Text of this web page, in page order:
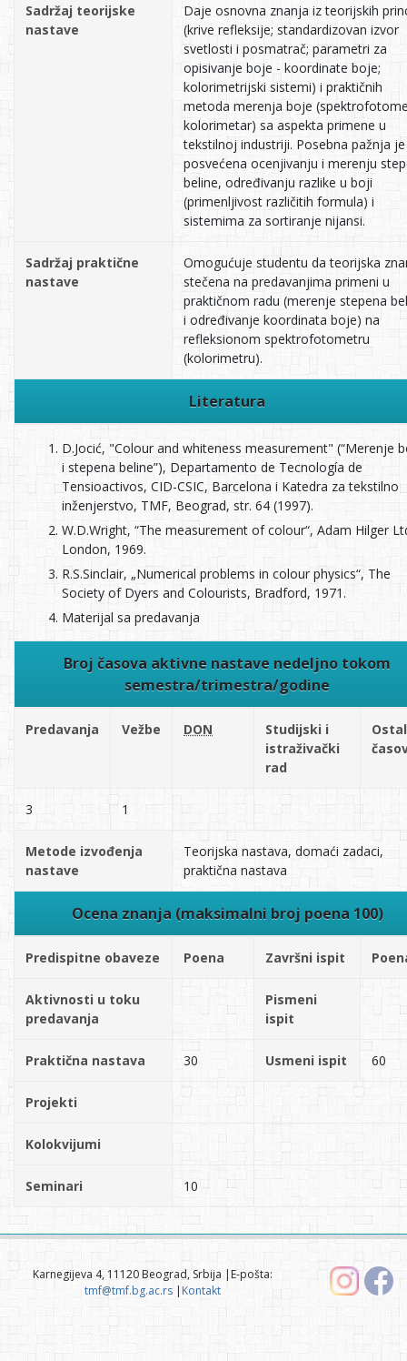
Sadržaj teorijske
nastave
Daje osnovna znanja iz teorijskih
(krive refleksije; standardizovan izvor
svetlosti i posmatrač; parametri za
opisivanje boje - koordinate boje;
kolorimetrijski sistemi) i praktičnih
metoda merenja boje
kolorimetar) sa aspekta primene u
tekstilnoj industriji. Posebna pažnja je
posvećena ocenjivanju i merenju
beline, određivanju razlike u boji
(primenljivost različitih formula) i
sistemima za sortiranje nijansi.
Sadržaj praktične
nastave
Omogućuje studentu da teorijska
stečena na predavanjima primeni u
praktičnom radu (merenje stepena
i određivanje koordinata boje) na
refleksionom spektrofotometru
(kolorimetru).
Literatura
D.Jocić, "Colour and whiteness measurement" (“Merenje
i stepena beline”), Departamento de Tecnología de
Tensioactivos, CID-CSIC, Barcelona i Katedra za tekstilno
inženjerstvo, TMF, Beograd, str. 64 (1997).
W.D.Wright, “The measurement of colour“, Adam Hilger
London, 1969.
R.S.Sinclair, „Numerical problems in colour physics“, The
Society of Dyers and Colourists, Bradford, 1971.
Materijal sa predavanja
Broj časova aktivne nastave nedeljno tokom
semestra/trimestra/godine
Predavanja Vežbe DON
Studijski i
istraživački
rad
3 1
Metode izvođenja
nastave
Teorijska nastava, domaći zadaci,
praktična nastava
Ocena znanja (maksimalni broj poena 100)
Predispitne obaveze Poena Završni ispit
Aktivnosti u toku
predavanja
Pismeni
ispit
Praktična nastava 30 Usmeni ispit 60
Projekti
Kolokvijumi
Seminari 10
Karnegijeva 4, 11120 Beograd, Srbija |E-pošta:
tmf@tmf.bg.ac.rs| Kontakt